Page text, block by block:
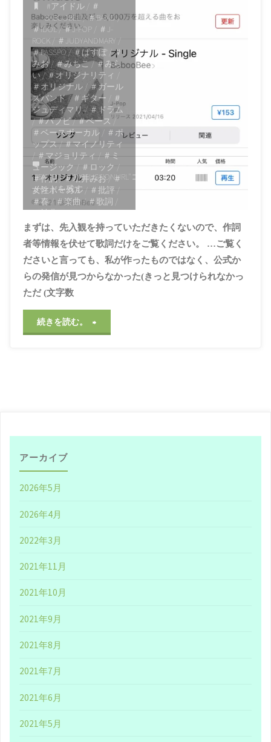
#アイドル/
＃
BABOOBEE/＃BAND/
＃IDOL/＃J-POP
＃J-
ROCK / ＃JUDYANDMARY /
＃PASSPO/＃ぱすぽ /＃
みお/＃みちこ/＃みら
い/＃オリジナリティ
＃オリジナル / ＃ガール
ズバンド/＃ギター
＃
ジュディマリ/＃ドラム
/＃バブビ/＃ベース /
＃ベースボーカル
＃ポ
ップス / ＃マイノリティ
/ ＃マジョリティ / ＃ミ
ュージック / ＃ロック /
＃作詞/＃増井みお /＃
女性ボーカル / ＃批評 /
＃春/＃楽曲/＃歌詞
＃神曲
2021年4月20日, 5:24
PM
ITEMPROP="DISCUSSIONURL" コ
メントを残す
まずは、先入観を持っていただきたくないので、作詞
者等情報を伏せて歌詞だけをご覧ください。 …ご覧く
ださいと言っても、私が作ったものではなく、公式か
らの発信が見つからなかった(きっと見つけられなかっ
ただ (文字数
続きを読む。 "2021
アーカイブ
2026年5月
2026年4月
2022年3月
2021年11月
2021年10月
2021年9月
2021年8月
2021年7月
2021年6月
2021年5月